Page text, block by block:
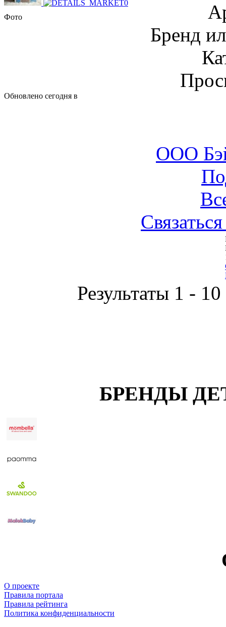
Фото
Бренд
Обновлено сегодня в
ООО
Результаты 1 -
БРЕНДЫ
О проекте
Правила портала
Правила рейтинга
Политика конфиденциальности